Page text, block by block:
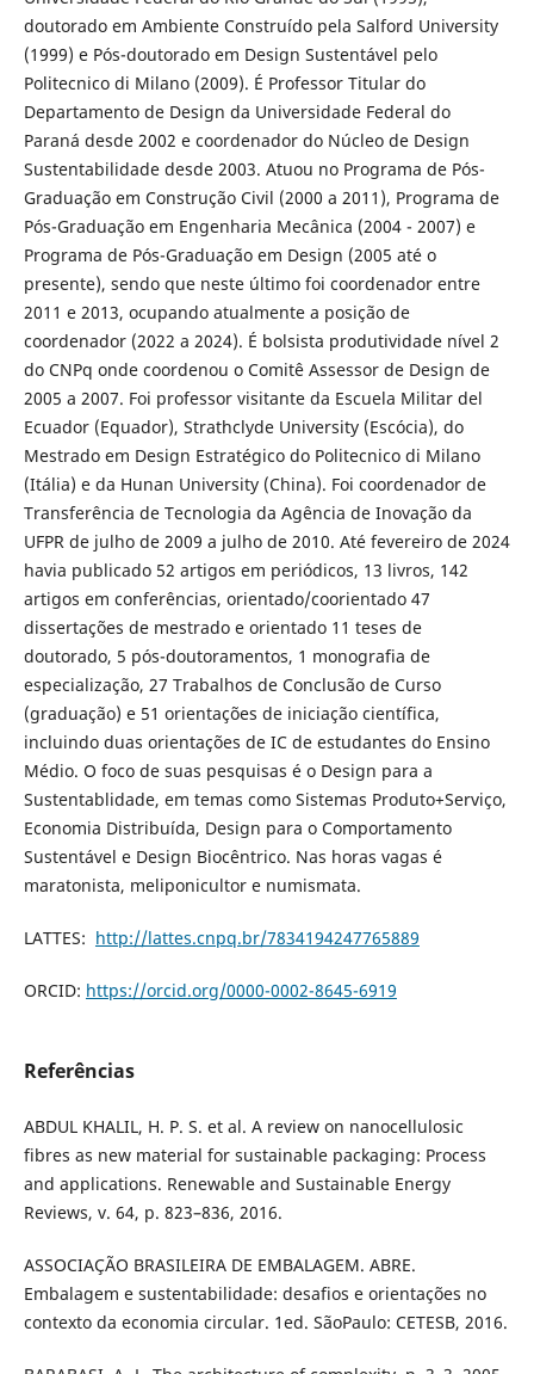
doutorado em Ambiente Construído pela Salford University
(1999) e Pós-doutorado em Design Sustentável pelo
Politecnico di Milano (2009). É Professor Titular do
Departamento de Design da Universidade Federal do
Paraná desde 2002 e coordenador do Núcleo de Design
Sustentabilidade desde 2003. Atuou no Programa de Pós-
Graduação em Construção Civil (2000 a 2011), Programa de
Pós-Graduação em Engenharia Mecânica (2004 - 2007) e
Programa de Pós-Graduação em Design (2005 até o
presente), sendo que neste último foi coordenador entre
2011 e 2013, ocupando atualmente a posição de
coordenador (2022 a 2024). É bolsista produtividade nível 2
do CNPq onde coordenou o Comitê Assessor de Design de
2005 a 2007. Foi professor visitante da Escuela Militar del
Ecuador (Equador), Strathclyde University (Escócia), do
Mestrado em Design Estratégico do Politecnico di Milano
(Itália) e da Hunan University (China). Foi coordenador de
Transferência de Tecnologia da Agência de Inovação da
UFPR de julho de 2009 a julho de 2010. Até fevereiro de 2024
havia publicado 52 artigos em periódicos, 13 livros, 142
artigos em conferências, orientado/coorientado 47
dissertações de mestrado e orientado 11 teses de
doutorado, 5 pós-doutoramentos, 1 monografia de
especialização, 27 Trabalhos de Conclusão de Curso
(graduação) e 51 orientações de iniciação científica,
incluindo duas orientações de IC de estudantes do Ensino
Médio. O foco de suas pesquisas é o Design para a
Sustentablidade, em temas como Sistemas Produto+Serviço,
Economia Distribuída, Design para o Comportamento
Sustentável e Design Biocêntrico. Nas horas vagas é
maratonista, meliponicultor e numismata.
LATTES: http://lattes.cnpq.br/7834194247765889
ORCID: https://orcid.org/0000-0002-8645-6919
Referências
ABDUL KHALIL, H. P. S. et al. A review on nanocellulosic
fibres as new material for sustainable packaging: Process
and applications. Renewable and Sustainable Energy
Reviews, v. 64, p. 823–836, 2016.
ASSOCIAÇÃO BRASILEIRA DE EMBALAGEM. ABRE.
Embalagem e sustentabilidade: desafios e orientações no
contexto da economia circular. 1ed. SãoPaulo: CETESB, 2016.